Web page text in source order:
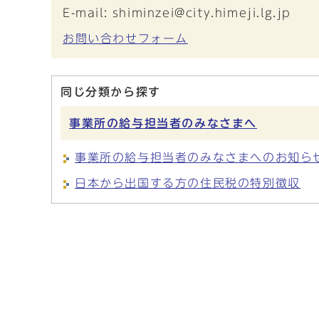
E-mail: shiminzei@city.himeji.lg.jp
お問い合わせフォーム
同じ分類から探す
事業所の給与担当者のみなさまへ
事業所の給与担当者のみなさまへのお知ら
日本から出国する方の住民税の特別徴収